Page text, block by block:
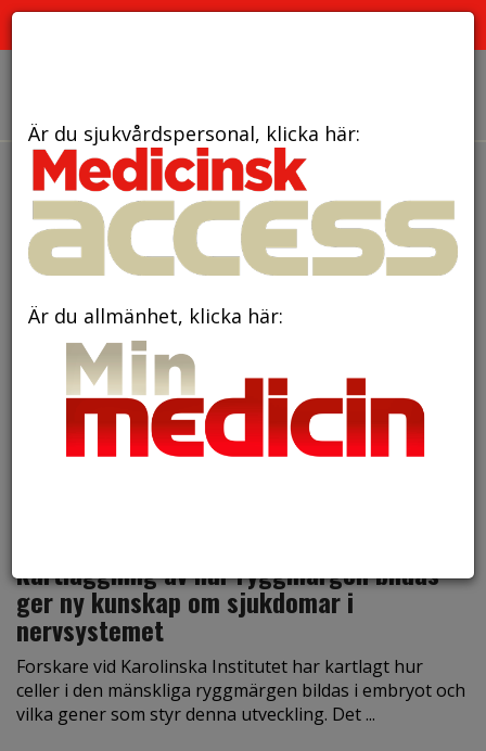
Kartläggning av hur ryggmärgen bildas
ger ny kunskap om sjukdomar i
nervsystemet
Forskare vid Karolinska Institutet har kartlagt hur
celler i den mänskliga ryggmärgen bildas i embryot och
vilka gener som styr denna utveckling. Det ...
Är du sjukvårdspersonal, klicka här:
Är du allmänhet, klicka här: